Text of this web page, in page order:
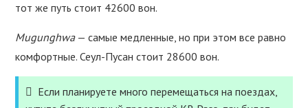
тот же путь стоит 42600 вон.
Mugunghwa— самые медленные, но при этом все равно
комфортные. Сеул-Пусан стоит 28600 вон.
Если планируете много перемещаться на поездах,